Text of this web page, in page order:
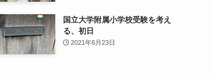
国立大学附属小学校受験を考え
る、初日
2021年6月23日